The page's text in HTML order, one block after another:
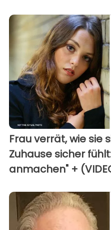
Frau verrät, wie sie
Zuhause sicher
anmachen" +